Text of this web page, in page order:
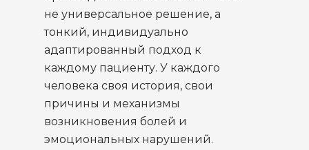
не универсальное решение, а
тонкий, индивидуально
адаптированный подход к
каждому пациенту. У каждого
человека своя история, свои
причины и механизмы
возникновения болей и
эмоциональных нарушений.